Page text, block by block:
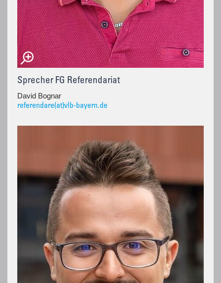
Sprecher FG Referendariat
David Bognar
referendare(at)vlb-bayern.de